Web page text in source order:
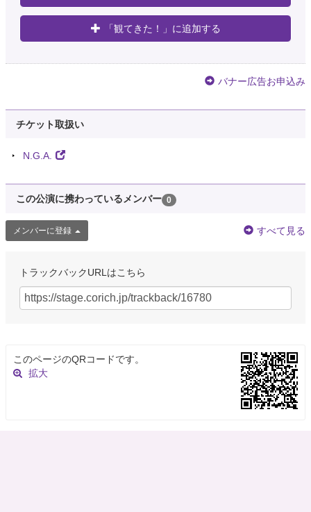
「観てきた！」に追加する
バナー広告お申込み
チケット取扱い
N.G.A.
この公演に携わっているメンバー 0
メンバーに登録 すべて見る
トラックバックURLはこちら
このページのQRコードです。
拡大